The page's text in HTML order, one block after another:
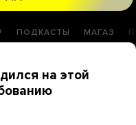
ПОДКАСТЫ МАГАЗ
на этой